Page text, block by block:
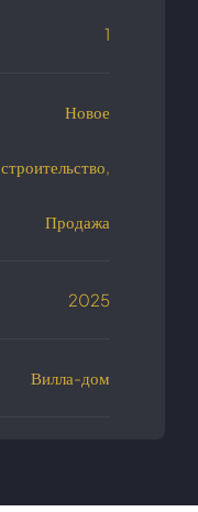
1
Новое
строительство,
Продажа
2025
Вилла-дом